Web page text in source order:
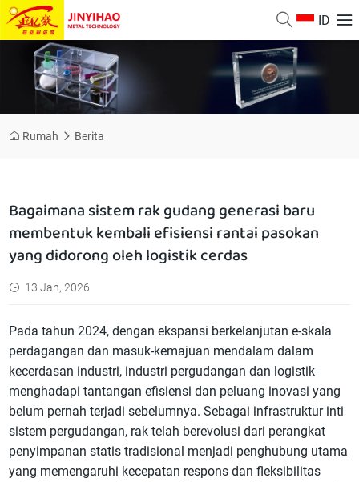
ID
Rumah Berita
Bagaimana sistem rak gudang generasi baru
membentuk kembali efisiensi rantai pasokan
yang didorong oleh logistik cerdas
13 Jan, 2026
Pada tahun 2024, dengan ekspansi berkelanjutan e-skala
perdagangan dan masuk-kemajuan mendalam dalam
kecerdasan industri, industri pergudangan dan logistik
menghadapi tantangan efisiensi dan peluang inovasi yang
belum pernah terjadi sebelumnya. Sebagai infrastruktur inti
sistem pergudangan, rak telah berevolusi dari perangkat
penyimpanan statis tradisional menjadi penghubung utama
yang memengaruhi kecepatan respons dan fleksibilitas